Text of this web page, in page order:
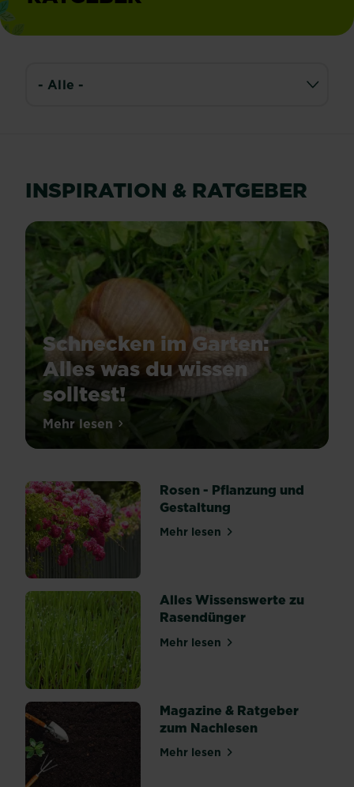
INSPIRATION & RATGEBER
Schnecken im Garten:
Alles was du wissen
solltest!
Schnecken
sind
in
nicht
gern
gesehen.
Die
Übeltäter
kriechen
deine
Beete
und
machen
über
deine
Pflanzen
und
Ernte
In
vielen
Fällen
können
Mehr lesenüber Schnecken im Garten: Alles was du
Rosen - Pflanzung und
Gestaltung
Mehr lesenüber Rosen - Pflanzung
Alles Wissenswerte zu
Rasendünger
Mehr lesenüber Alles Wissenswerte
Magazine & Ratgeber
zum Nachlesen
Mehr lesenüber Magazine & Ratgeber